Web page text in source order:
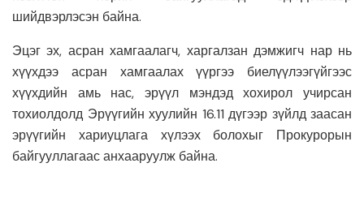
шийдвэрлэсэн байна.
Эцэг эх, асран хамгаалагч, харгалзан дэмжигч нар нь
хүүхдээ асран хамгаалах үүргээ биелүүлээгүйгээс
хүүхдийн амь нас, эрүүл мэндэд хохирол учирсан
тохиолдолд Эрүүгийн хуулийн 16.11 дүгээр зүйлд заасан
эрүүгийн хариуцлага хүлээх болохыг Прокурорын
байгууллагаас анхааруулж байна.